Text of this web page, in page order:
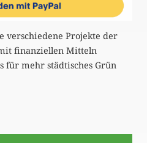
verschiedene Projekte der
finanziellen Mitteln
für mehr städtisches Grün